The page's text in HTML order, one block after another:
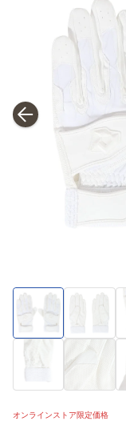
オンラインストア限定価格